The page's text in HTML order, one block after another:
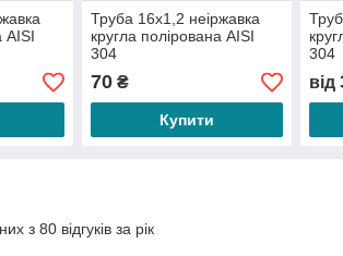
АІSI
Труба 16х1,2 неіржавка
кругла полірована АІSI
304
70₴
Купити
304
від
з 80 відгуків за рік